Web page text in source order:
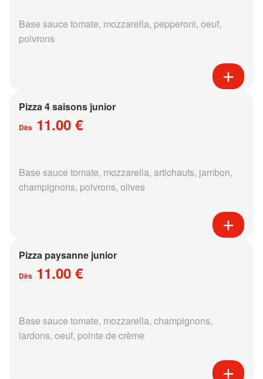
Base sauce tomate, mozzarella, pepperoni, oeuf,
poivrons
Pizza 4 saisons junior
Dès 11.00 €
Base sauce tomate, mozzarella, artichauts, jambon,
champignons, poivrons, olives
Pizza paysanne junior
Dès 11.00 €
Base sauce tomate, mozzarella, champignons,
lardons, oeuf, pointe de crème